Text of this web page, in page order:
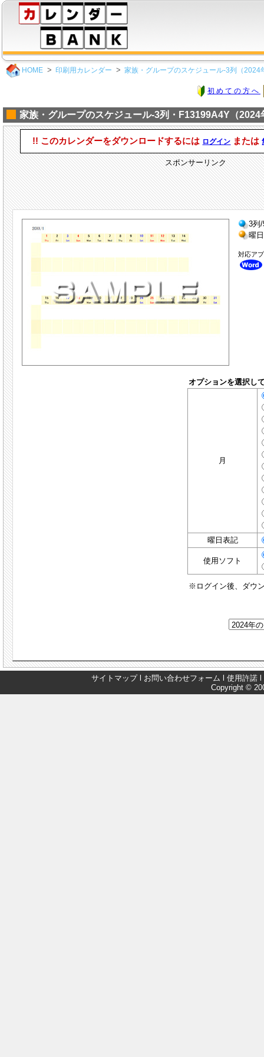
HOME 印刷用カレンダー 家族・グループのスケジュール-3列（2024
初めての方へ
家族・グループのスケジュール-3列・F13199A4Y（2024
!! このカレンダーをダウンロードするには ログイン または
スポンサーリンク
3列
曜
対応ア
オプションを選択し
月
曜日表記
使用ソフト
※ログイン後、ダウ
サイトマップl お問い合わせフォーム 使用許諾
Copyright ©